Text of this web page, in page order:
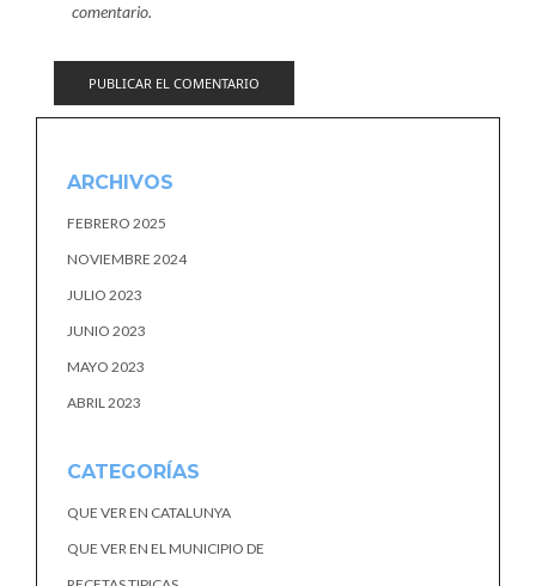
comentario.
ARCHIVOS
FEBRERO 2025
NOVIEMBRE 2024
JULIO 2023
JUNIO 2023
MAYO 2023
ABRIL 2023
CATEGORÍAS
QUE VER EN CATALUNYA
QUE VER EN EL MUNICIPIO DE